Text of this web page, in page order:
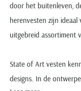
door het buitenleven,
herenvesten zijn
uitgebreid assortiment
State of Art vesten
designs. In de